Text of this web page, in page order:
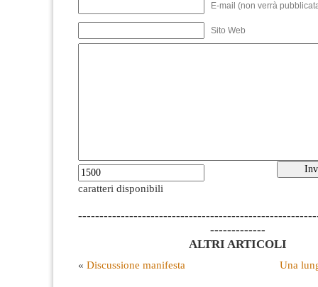
E-mail (non verrà
Sito Web
caratteri disponibili
-------------
ALTRI ARTICOLI
« Discussione manifesta Una